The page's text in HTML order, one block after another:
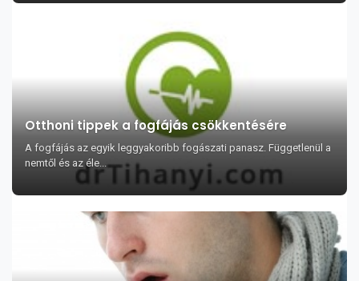
Otthoni tippek a fogfájás csökkentésére
A fogfájás az egyik leggyakoribb fogászati panasz. Függetlenül a
nemtől és az éle...